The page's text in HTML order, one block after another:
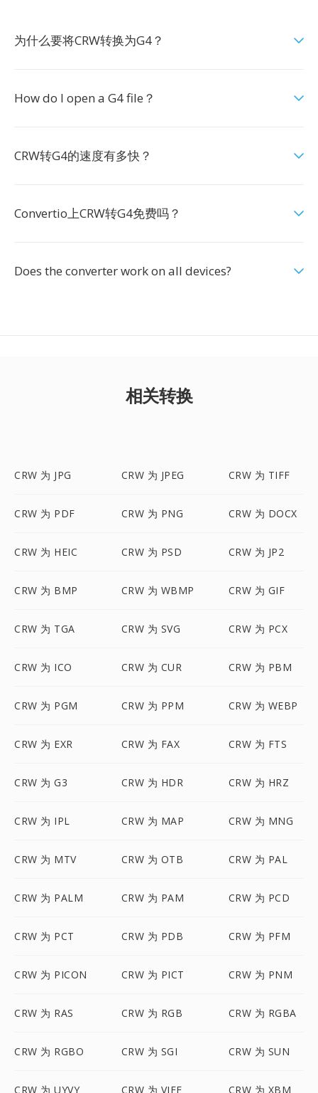
为什么要将CRW转换为G4？
How do I open a G4 file？
CRW转G4的速度有多快？
Convertio上CRW转G4免费吗？
Does the converter work on all devices?
相关转换
CRW 为 JPG CRW 为 JPEG CRW 为 TIFF
CRW 为 PDF CRW 为 PNG CRW 为 DOCX
CRW 为 HEIC CRW 为 PSD CRW 为 JP2
CRW 为 BMP CRW 为 WBMP CRW 为 GIF
CRW 为 TGA CRW 为 SVG CRW 为 PCX
CRW 为 ICO CRW 为 CUR CRW 为 PBM
CRW 为 PGM CRW 为 PPM CRW 为 WEBP
CRW 为 EXR CRW 为 FAX CRW 为 FTS
CRW 为 G3 CRW 为 HDR CRW 为 HRZ
CRW 为 IPL CRW 为 MAP CRW 为 MNG
CRW 为 MTV CRW 为 OTB CRW 为 PAL
CRW 为 PALM CRW 为 PAM CRW 为 PCD
CRW 为 PCT CRW 为 PDB CRW 为 PFM
CRW 为 PICON CRW 为 PICT CRW 为 PNM
CRW 为 RAS CRW 为 RGB CRW 为 RGBA
CRW 为 RGBO CRW 为 SGI CRW 为 SUN
CRW 为 UYVY CRW 为 VIFF CRW 为 XBM